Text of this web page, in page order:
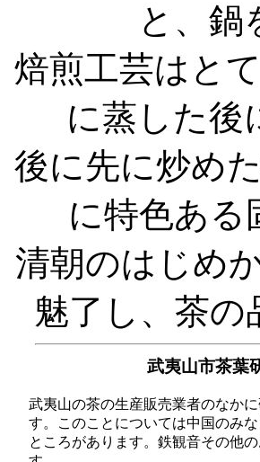
と、鍋
焙煎工芸はと
に蒸した後
後に先に炒め
に特色ある
清朝のはじめ
魅了し、茶の
武夷山市茶葉
武夷山の茶の生産販売業者のなか
す。このことについては中国のみ
ところがあります。鉄観音その他